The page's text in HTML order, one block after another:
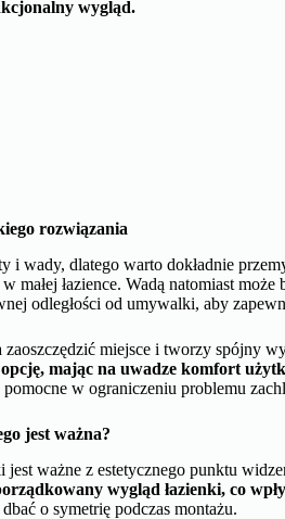
wygląd.
rozwiązania
i wady, dlatego warto dokładnie
małej łazience. Wadą natomiast
odległości od umywalki, aby
miejsce i tworzy spójny
mając na uwadze komfort
w ograniczeniu problemu
jest ważna?
ważne z estetycznego punktu
wygląd łazienki, co
o symetrię podczas montażu.